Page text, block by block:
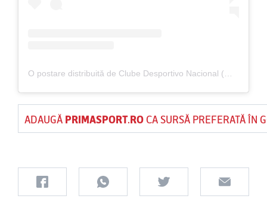
ADAUGĂ PRIMASPORT.ROCA SURSĂ PREFERATĂ ÎN